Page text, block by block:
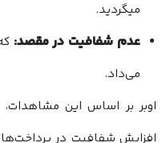
میگردید.
عدم شفافیت در مقصد:
می‌داد.
اوبر بر اساس این مشاهدات،
افزایش شفافیت در